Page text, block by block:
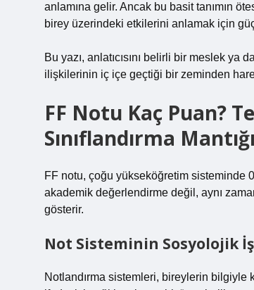
anlamına gelir. Ancak bu basit tanımın
birey üzerindeki etkilerini anlamak için
Bu yazı, anlatıcısını belirli bir meslek ya
ilişkilerinin iç içe geçtiği bir zeminden
FF Notu Kaç Puan?
Sınıflandırma Mantığı
FF notu, çoğu yükseköğretim sisteminde 0
akademik değerlendirme değil, aynı
gösterir.
Not Sisteminin Sosyolojik
Notlandırma sistemleri, bireylerin bilgiyle